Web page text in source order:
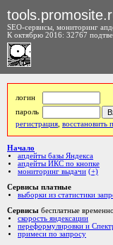
SEO-сервисы, мониторинг
К октябрю 2016: 32767
логин
пароль
регистрация восстановить
Начало
апдейты базы Яндекса
апдейты ИКС по кнопке
мониторинг выдачи (+)
Сервисы платные
выборки из статистики
Сервисы бесплатные временно
скорость яндексации
переформулировки и
примеси по запросу